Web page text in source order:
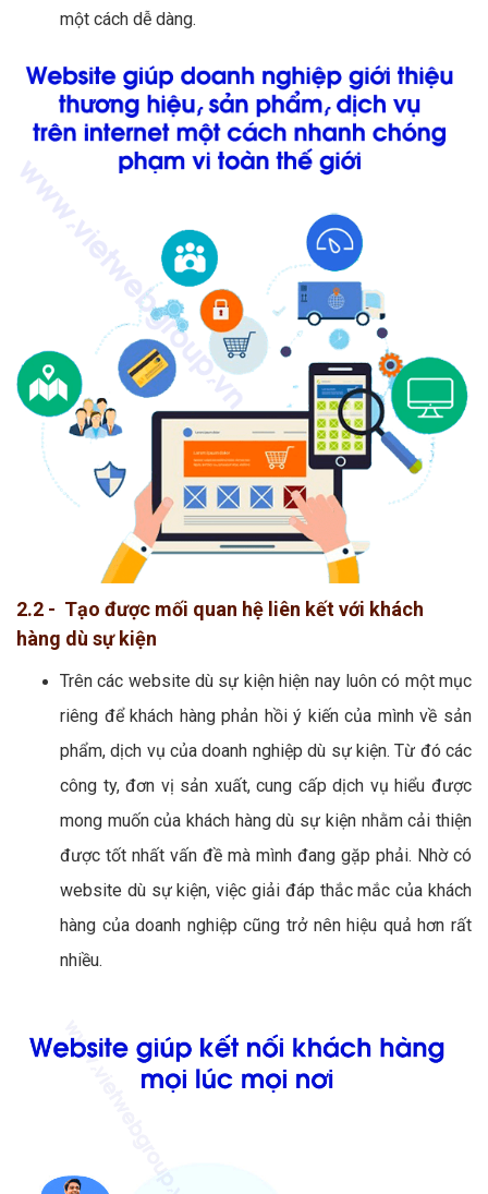
một cách dễ dàng.
2.2 - Tạo được mối quan hệ liên kết với khách
hàng dù sự kiện
Trên các website dù sự kiện hiện nay luôn có một mục
riêng để khách hàng phản hồi ý kiến của mình về sản
phẩm, dịch vụ của doanh nghiệp dù sự kiện. Từ đó các
công ty, đơn vị sản xuất, cung cấp dịch vụ hiểu được
mong muốn của khách hàng dù sự kiện nhằm cải thiện
được tốt nhất vấn đề mà mình đang gặp phải. Nhờ có
website dù sự kiện, việc giải đáp thắc mắc của khách
hàng của doanh nghiệp cũng trở nên hiệu quả hơn rất
nhiều.